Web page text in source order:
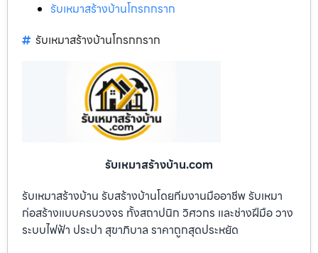
รับเหมาสร้างบ้านโกรกกราก
รับเหมาสร้างบ้านโกรกกราก
รับเหมาสร้างบ้าน.com
รับเหมาสร้างบ้าน รับสร้างบ้านโดยทีมงานมืออาชีพ รับเหมา
ก่อสร้างแบบครบวงจร ทั้งสถาปนิก วิศวกร และช่างฝีมือ วาง
ระบบไฟฟ้า ประปา สุขาภิบาล ราคาถูกสุดประหยัด